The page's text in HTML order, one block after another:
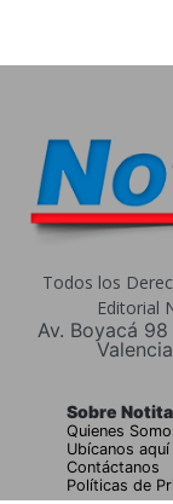
Todos los
Editorial
Av. Boyacá
Sobre
Quienes
Ubícanos aquí
Contáctanos
Políticas de